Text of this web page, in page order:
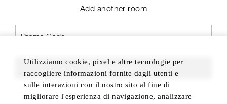
Add another room
FIND ROOMS
Utilizziamo cookie, pixel e altre tecnologie per
raccogliere informazioni fornite dagli utenti e
sulle interazioni con il nostro sito al fine di
migliorare l'esperienza di navigazione, analizzare